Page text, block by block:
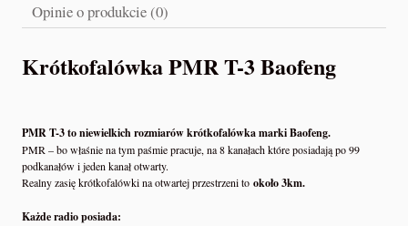
Opinie o produkcie (0)
Krótkofalówka PMR T-3 Baofeng
PMR T-3 to niewielkich rozmiarów krótkofalówka marki Baofeng.
PMR – bo właśnie na tym paśmie pracuje, na 8 kanałach które posiadają po 99
podkanałów i jeden kanał otwarty.
Realny zasię krótkofalówki na otwartej przestrzeni to około 3km.
Każde radio posiada: